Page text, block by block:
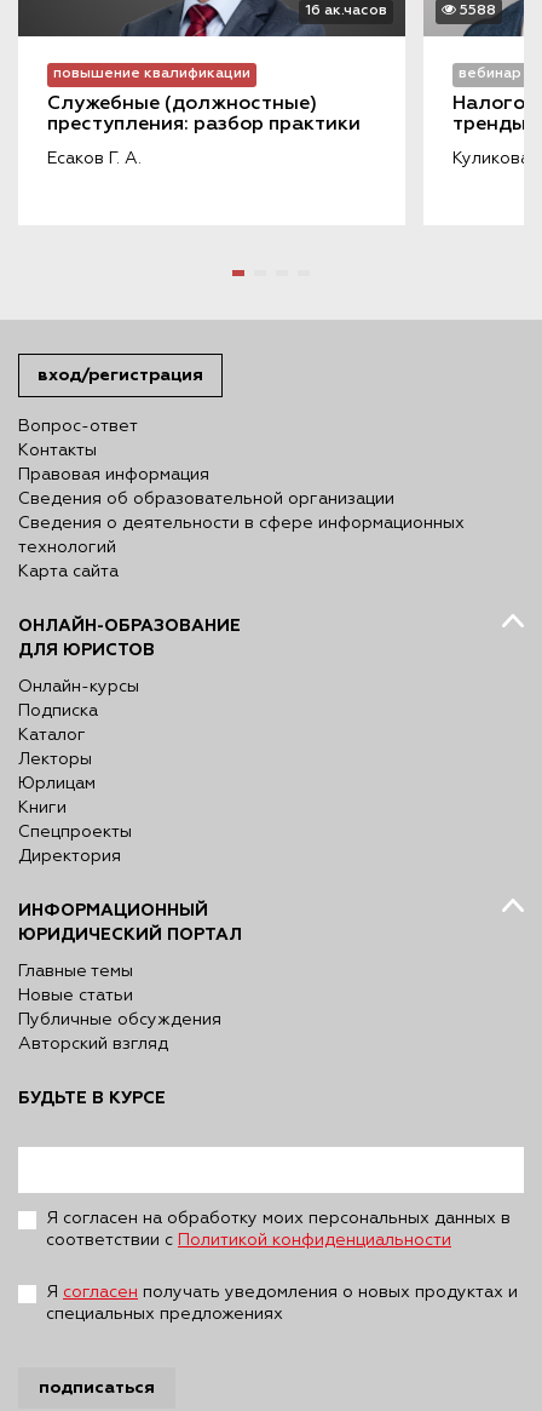
16 ак.часов
повышение квалификации
Служебные (должностные)
преступления: разбор практики
Есаков Г. А.
5588
вебинар
тренды
Куликова
вход/регистрация
Вопрос-ответ
Контакты
Правовая информация
Сведения об образовательной организации
Сведения о деятельности в сфере информационных
технологий
Карта сайта
ОНЛАЙН-ОБРАЗОВАНИЕ
ДЛЯ ЮРИСТОВ
Онлайн-курсы
Подписка
Каталог
Лекторы
Юрлицам
Книги
Спецпроекты
Директория
ИНФОРМАЦИОННЫЙ
ЮРИДИЧЕСКИЙ ПОРТАЛ
Главные темы
Новые статьи
Публичные обсуждения
Авторский взгляд
БУДЬТЕ В КУРСЕ
Я согласен на обработку моих персональных данных в
соответствии с Политикой конфиденциальности
Я согласен получать уведомления о новых продуктах и
специальных предложениях
подписаться